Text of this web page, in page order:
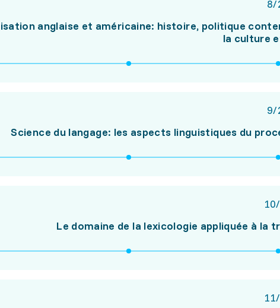
8/
anglaise et américaine: histoire, politique
la culture
9/
Science du langage: les aspects linguistiques du
10/
Le domaine de la lexicologie appliquée à
11/